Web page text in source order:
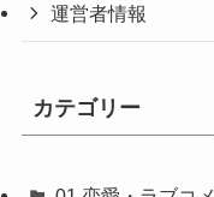
運営者情報
カテゴリー